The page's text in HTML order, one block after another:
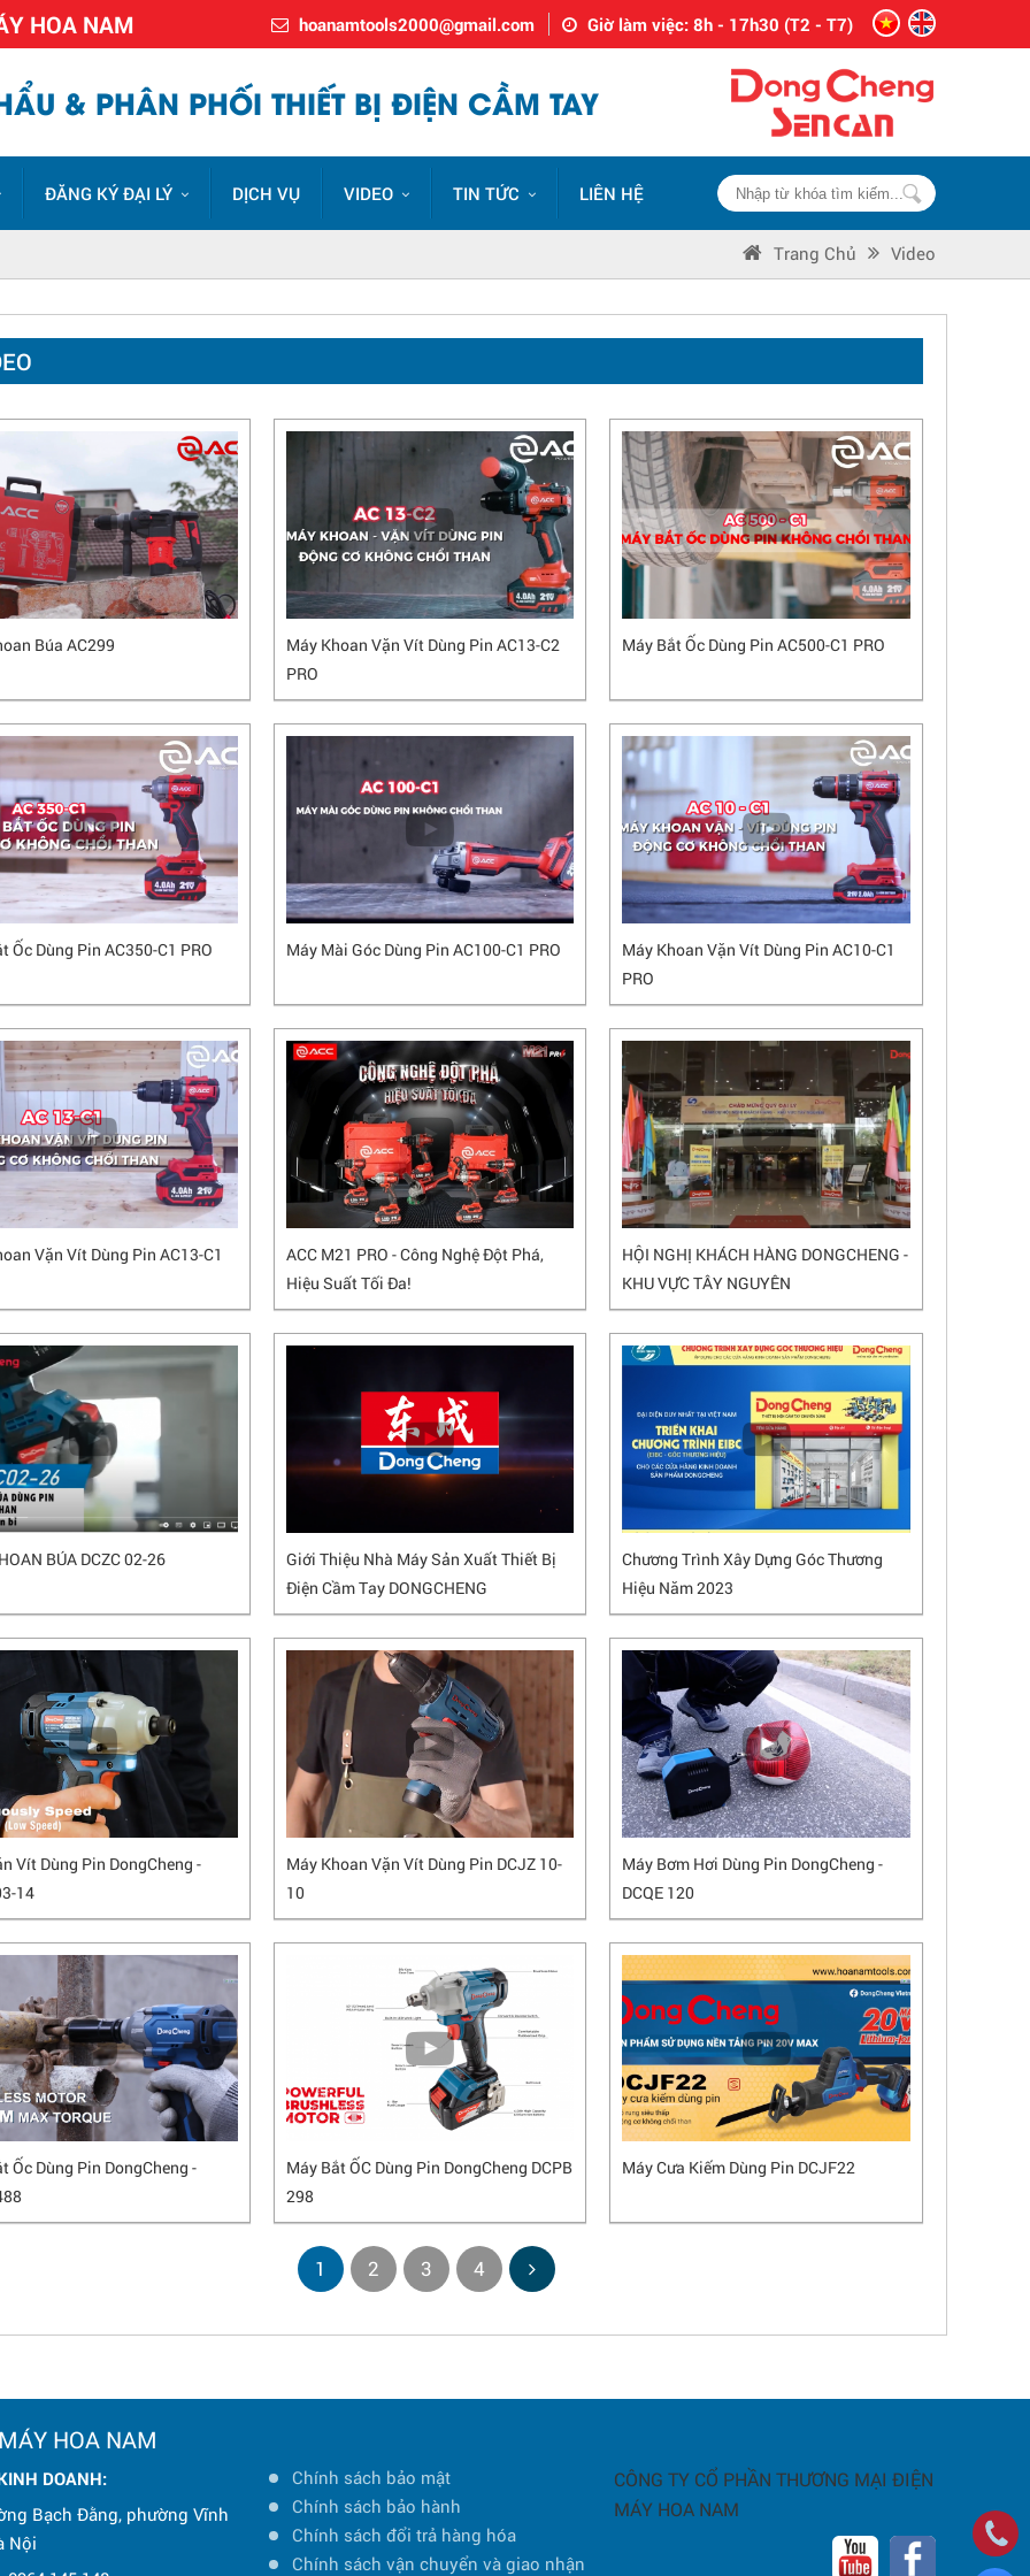
HOA NAM hoanamtools2000@gmail.com Giờ làm việc: 8h - 17h30 (T2 - T7)
& PHÂN PHỐI THIẾT BỊ ĐIỆN CẦM TAY
ĐĂNG KÝ ĐẠI LÝ DỊCH VỤ VIDEO TIN TỨC LIÊN HỆ
Trang Chủ Video
Búa AC299
Máy Khoan Vặn Vít Dùng Pin AC13-C2
PRO
Máy Bắt Ốc Dùng Pin AC500-C1 PRO
Ốc Dùng Pin AC350-C1 PRO Máy Mài Góc Dùng Pin AC100-C1 PRO
Máy Khoan Vặn Vít Dùng Pin AC10-C1
PRO
Vặn Vít Dùng Pin AC13-C1
ACC M21 PRO - Công Nghệ Đột Phá,
Hiệu Suất Tối Đa!
HỘI NGHỊ KHÁCH HÀNG DONGCHENG -
KHU VỰC TÂY NGUYÊN
BÚA DCZC 02-26
Giới Thiệu Nhà Máy Sản Xuất Thiết Bị
Điện Cầm Tay DONGCHENG
Chương Trình Xây Dựng Góc Thương
Hiệu Năm 2023
Vít Dùng Pin DongCheng -
14
Máy Khoan Vặn Vít Dùng Pin DCJZ 10-
10
Máy Bơm Hơi Dùng Pin DongCheng -
DCQE 120
Ốc Dùng Pin DongCheng -
Máy Bắt ỐC Dùng Pin DongCheng DCPB
298
Máy Cưa Kiếm Dùng Pin DCJF22
1 2 3 4
HOA NAM
DOANH:
Bạch Đằng, phường Vĩnh
Nội
Chính sách bảo mật
Chính sách bảo hành
Chính sách đổi trả hàng hóa
Chính sách vận chuyển và giao nhận
CÔNG TY CỔ PHẦN THƯƠNG MẠI ĐIỆN
MÁY HOA NAM